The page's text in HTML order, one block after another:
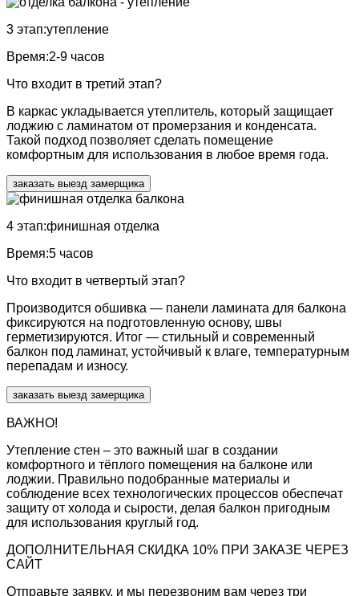
3 этап:утепление
Время:2-9 часов
Что входит в третий этап?
В каркас укладывается утеплитель, который защищает
лоджию с ламинатом от промерзания и конденсата.
Такой подход позволяет сделать помещение
комфортным для использования в любое время года.
заказать выезд замерщика
4 этап:финишная отделка
Время:5 часов
Что входит в четвертый этап?
Производится обшивка — панели ламината для балкона
фиксируются на подготовленную основу, швы
герметизируются. Итог — стильный и современный
балкон под ламинат, устойчивый к влаге, температурным
перепадам и износу.
заказать выезд замерщика
ВАЖНО!
Утепление стен – это важный шаг в создании
комфортного и тёплого помещения на балконе или
лоджии. Правильно подобранные материалы и
соблюдение всех технологических процессов обеспечат
защиту от холода и сырости, делая балкон пригодным
для использования круглый год.
ДОПОЛНИТЕЛЬНАЯ СКИДКА 10% ПРИ ЗАКАЗЕ ЧЕРЕЗ
САЙТ
Отправьте заявку, и мы перезвоним вам через три